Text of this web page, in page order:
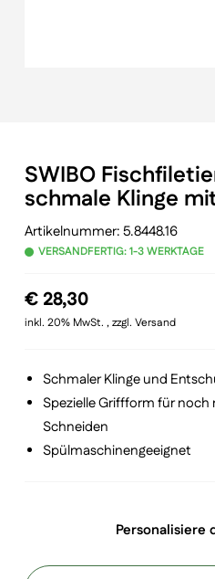
SWIBO
schmale Klinge
Artikelnummer:5.8448.16
VERSANDFERTIG: 1-3 WERKTAGE
€28,30
inkl. 20% MwSt. , zzgl. Versand
Schmaler Klinge und
Spezielle Griffform für noch
Schneiden
Spülmaschinengeeignet
Personalisiere